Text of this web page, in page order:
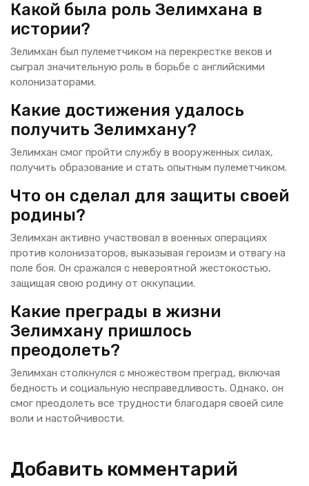
Какой была роль Зелимхана в
истории?
Зелимхан был пулеметчиком на перекрестке веков и
сыграл значительную роль в борьбе с английскими
колонизаторами.
Какие достижения удалось
получить Зелимхану?
Зелимхан смог пройти службу в вооруженных силах,
получить образование и стать опытным пулеметчиком.
Что он сделал для защиты своей
родины?
Зелимхан активно участвовал в военных операциях
против колонизаторов, выказывая героизм и отвагу на
поле боя. Он сражался с невероятной жестокостью,
защищая свою родину от оккупации.
Какие преграды в жизни
Зелимхану пришлось
преодолеть?
Зелимхан столкнулся с множеством преград, включая
бедность и социальную несправедливость. Однако, он
смог преодолеть все трудности благодаря своей силе
воли и настойчивости.
Добавить комментарий